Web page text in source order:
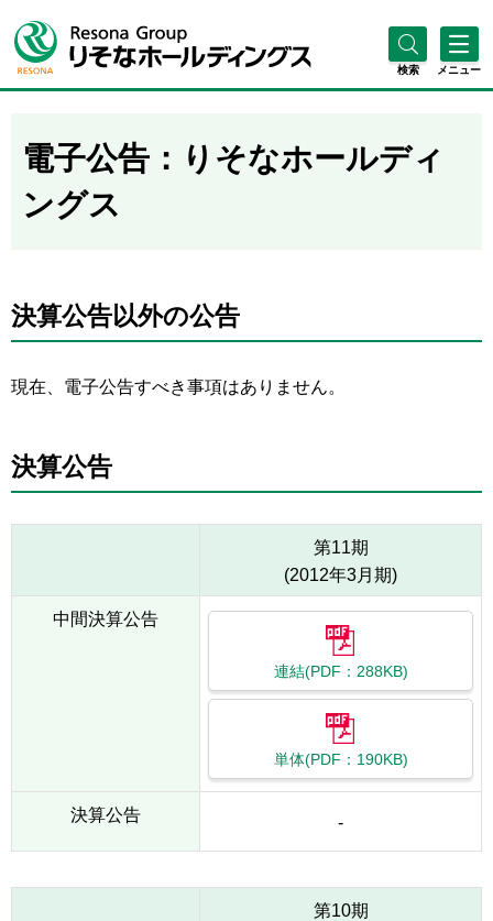
検索 メニュー
電子公告：りそなホールディ
ングス
決算公告以外の公告
現在、電子公告すべき事項はありません。
決算公告
第11期
(2012年3月期)
中間決算公告
連結(PDF：288KB)
単体(PDF：190KB)
決算公告 -
第10期